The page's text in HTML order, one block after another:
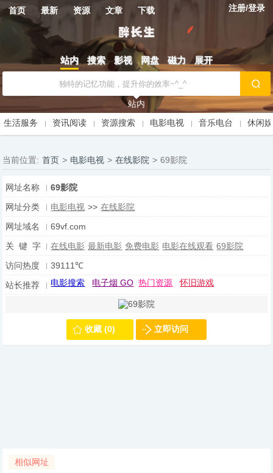
首页 最新 资源 文章 下载 注册/登录
站内 搜索 影视 网盘 磁力 展开
站内
生活服务
资讯阅读 资源搜索 电影电视 音乐电台 休闲
当前位置: 首页 > 电影电视 > 在线影院 > 69影院
网址名称
69影院
网址分类
电影电视 >> 在线影院
网址域名
69vf.com
关 键 字
在线电影 最新电影 免费电影 电影在线观看 69影院
访问热度
39111℃
站长推荐
电影搜索 电子烟 GO 热门资源 怀旧游戏
收藏 (0) 立即访问
相似网址